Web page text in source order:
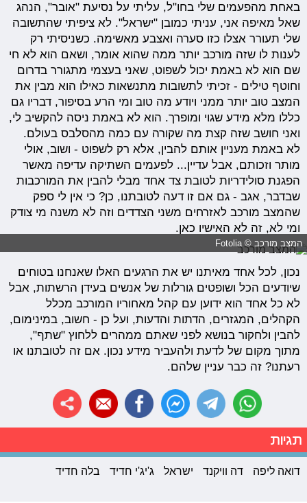
באחת מהפעמים שלי בחו"ל, עליתי על נסיעת "אובר", הנהג
שאל מאיפה אני, עניתי כמובן "ישראל". לא ציפיתי שהתשובה
שלי תעורר אצלו כזו סערה ואצבע מאשימה. כשניסיתי רק
לענות לו שזה מורכב יותר ממה שהוא אומר, ושאם הוא לא חי
שם הוא לא באמת יכול לשפוט, שאני בעצמי מתגורר בדרום
וחוטף טילים - זכיתי לתשובות מתנשאות כאילו הוא מבין את
המצב טוב יותר ממני ויודע מה טוב ומי הרע בסיפור, דבריו גם
כללו מלא מידע שגוי ומופרך. הוא לא באמת ניסה להקשיב לי,
ואני חושב שזה קצת מה שקורה עם כמה מהסלבס בעולם.
לא באמת מעניין אותם להבין, אלא רק לשפוט - ושוב, אולי
מותר וזכותם, אבל עדיין... לפעמים השתיקה עדיפה מאשר
הפגנת סולידריות לטובת צד אחד מבלי להבין את המורכבות
שבדבר, אגב - גם אם זו דעה לטובתנו, כן? כי אין לי ספק
שהמצב מורכב לאזרחים משני הצדדים וזה לא משנה מי צודק
ומי לא, זה לא האישיו כאן.
המצב מורכב © Fotolia
נכון, לכל אחד מאיתנו יש את הרגעים האלו שאנחנו בטוחים
שיודעים הכל ושופטים גורלות של אנשים בעידן הרשתות, אבל
לא כל אחד הוא ידוען עם קהל מאחוריו המורכב מכלל
הקהלים, המגזרים, הדתות והדעות, ועל כן - חשוב, במינימום,
להבין ולחקור בנושא לפני שאתם ממהרים ללחוץ "שתף",
מתוך מקום של לדעת ולהעביר מידע נכון. אם זה לטובתנו או
רעתנו? זה כבר עניין שלהם.
תגיות
דואה ליפה דה וויקנד ישראל ג'יג'י חדיד בלה חדיד